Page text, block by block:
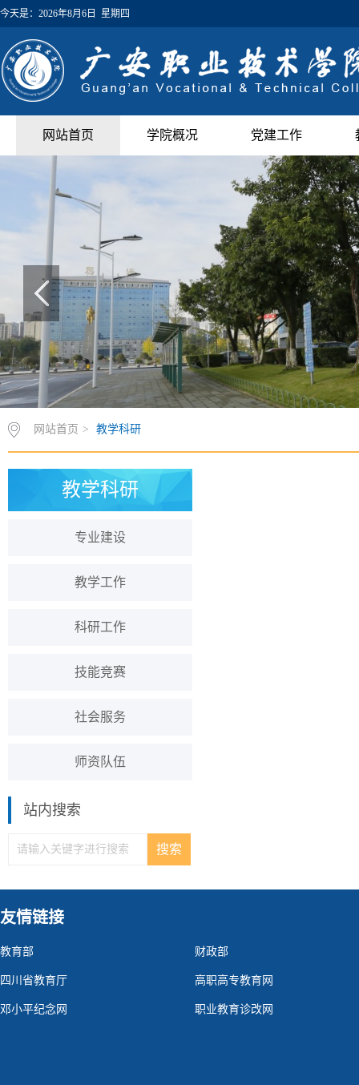
今天是： 2026年8月6日 星期四
网站首页 学院概况 党建工作
网站首页 > 教学科研
教学科研
专业建设
教学工作
科研工作
技能竞赛
社会服务
师资队伍
站内搜索
友情链接
教育部 财政部
四川省教育厅 高职高专教育网
邓小平纪念网 职业教育诊改网